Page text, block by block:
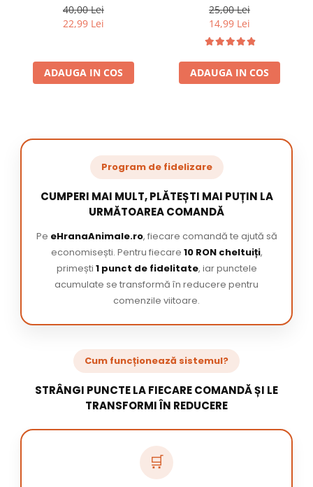
220 ml
40,00 Lei
22,99 Lei
ADAUGA IN COS
/ pachet
25,00 Lei
14,99 Lei
ADAUGA IN COS
Program de fidelizare
CUMPERI MAI MULT, PLĂTEȘTI MAI PUȚIN LA
URMĂTOAREA COMANDĂ
Pe eHranaAnimale.ro, fiecare comandă te ajută să
economisești. Pentru fiecare 10 RON cheltuiți,
primești 1 punct de fidelitate, iar punctele
acumulate se transformă în reducere pentru
comenzile viitoare.
Cum funcționează sistemul?
STRÂNGI PUNCTE LA FIECARE COMANDĂ ȘI LE
TRANSFORMI ÎN REDUCERE
🛒